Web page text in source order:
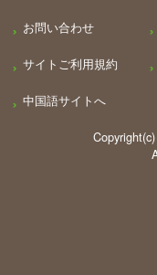
お問い合わせ
サイトご利用規約
中国語サイトへ